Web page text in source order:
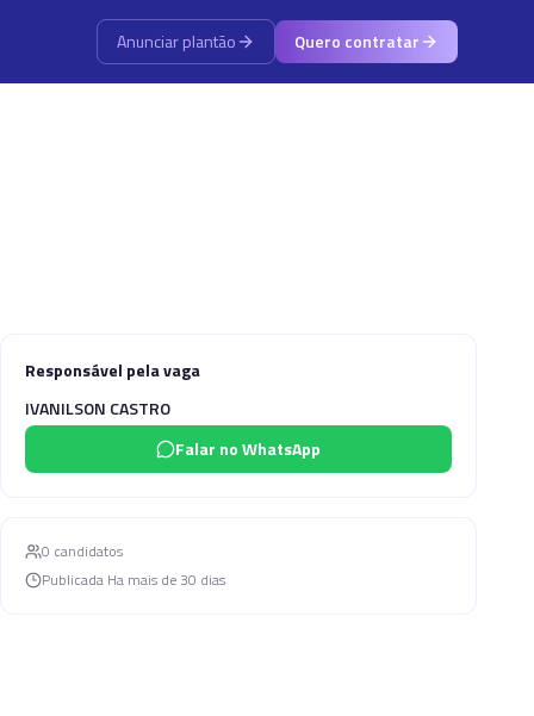
Anunciar plantão Quero contratar
Responsável pela vaga
IVANILSON CASTRO
Falar no WhatsApp
0 candidatos
Publicada Ha mais de 30 dias